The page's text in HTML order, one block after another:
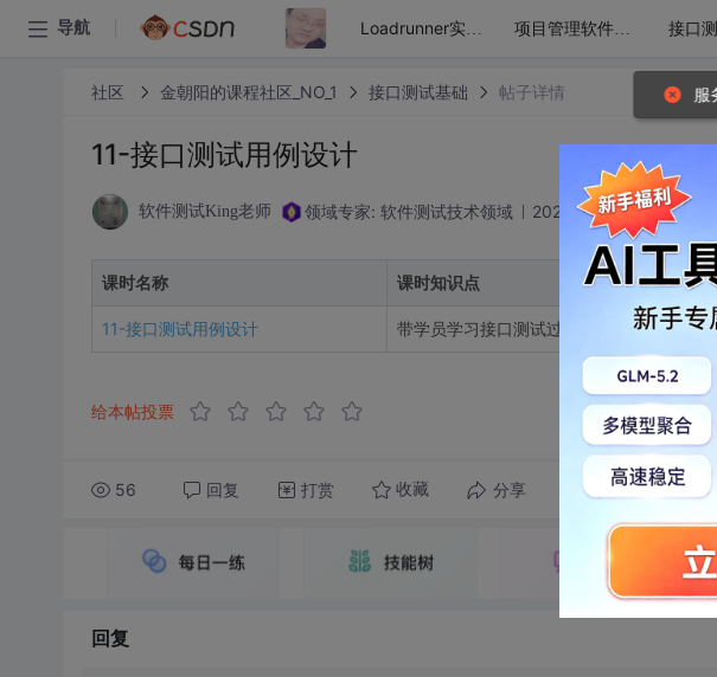
导航 Loadrunner实战入门 项目管理软件禅道在测试中的运用 接口
社区 金朝阳的课程社区_NO_1 接口测试基础 帖子详情
11-接口测试用例设计
软件测试King老师 领域专家: 软件测试技术领域 2024-03-07 16:13:40
课时名称 课时知识点
11-接口测试用例设计 带学员学习接口测试过程中之如何设计接口
给本帖投票
56 回复 打赏 收藏 分享 转发到动态
回复
服